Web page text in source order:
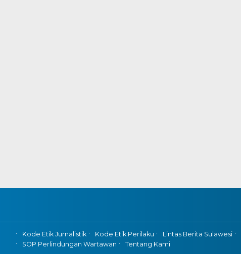
Kode Etik Jurnalistik Kode Etik Perilaku Lintas Berita Sulawesi
SOP Perlindungan Wartawan
Tentang Kami